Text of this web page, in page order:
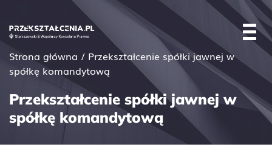
Strona główna / Przekształcenie spółki jawnej w
spółkę komandytową
Przekształcenie spółki jawnej w
spółkę komandytową